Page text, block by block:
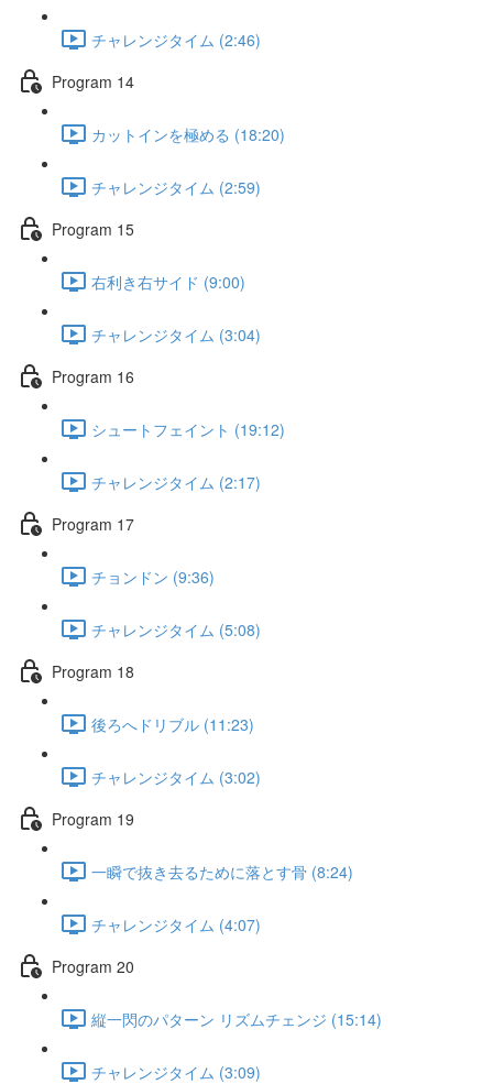
チャレンジタイム (2:46)
Program 14
カットインを極める (18:20)
チャレンジタイム (2:59)
Program 15
右利き右サイド (9:00)
チャレンジタイム (3:04)
Program 16
シュートフェイント (19:12)
チャレンジタイム (2:17)
Program 17
チョンドン (9:36)
チャレンジタイム (5:08)
Program 18
後ろへドリブル (11:23)
チャレンジタイム (3:02)
Program 19
一瞬で抜き去るために落とす骨 (8:24)
チャレンジタイム (4:07)
Program 20
縦一閃のパターン リズムチェンジ (15:14)
チャレンジタイム (3:09)